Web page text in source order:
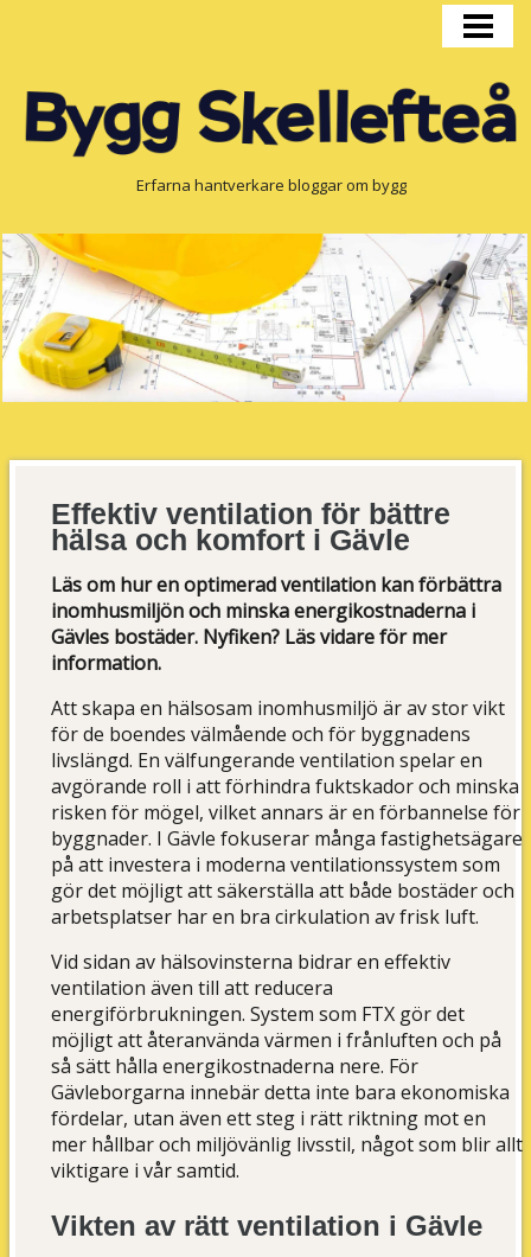
FÖNSTER
Erfarna hantverkare bloggar om bygg
Effektiv ventilation för bättre
hälsa och komfort i Gävle
Läs om hur en optimerad ventilation kan förbättra
inomhusmiljön och minska energikostnaderna i
Gävles bostäder. Nyfiken? Läs vidare för mer
information.
Att skapa en hälsosam inomhusmiljö är av stor vikt
för de boendes välmående och för byggnadens
livslängd. En välfungerande ventilation spelar en
avgörande roll i att förhindra fuktskador och minska
risken för mögel, vilket annars är en förbannelse för
byggnader. I Gävle fokuserar många fastighetsägare
på att investera i moderna ventilationssystem som
gör det möjligt att säkerställa att både bostäder och
arbetsplatser har en bra cirkulation av frisk luft.
Vid sidan av hälsovinsterna bidrar en effektiv
ventilation även till att reducera
energiförbrukningen. System som FTX gör det
möjligt att återanvända värmen i frånluften och på
så sätt hålla energikostnaderna nere. För
Gävleborgarna innebär detta inte bara ekonomiska
fördelar, utan även ett steg i rätt riktning mot en
mer hållbar och miljövänlig livsstil, något som blir allt
viktigare i vår samtid.
Vikten av rätt ventilation i Gävle